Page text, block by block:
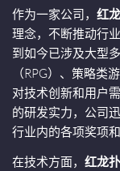
作为一家公司， 红
理念，不断推动行
到如今已涉及大型
（RPG）、策略类
对技术创新和用户
的研发实力，公司
行业内的各项奖项和
在技术方面， 红龙